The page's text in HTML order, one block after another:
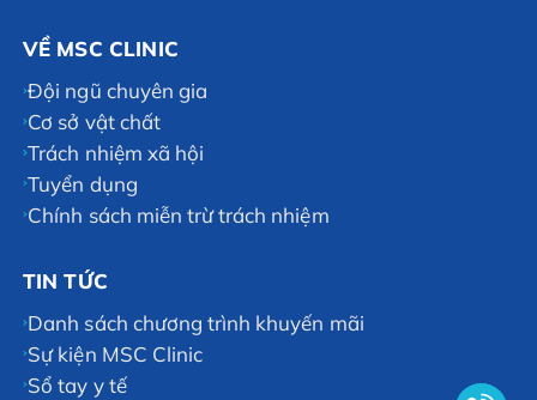
VỀ MSC CLINIC
Đội ngũ chuyên gia
Cơ sở vật chất
Trách nhiệm xã hội
Tuyển dụng
Chính sách miễn trừ trách nhiệm
TIN TỨC
Danh sách chương trình khuyến mãi
Sự kiện MSC Clinic
Sổ tay y tế